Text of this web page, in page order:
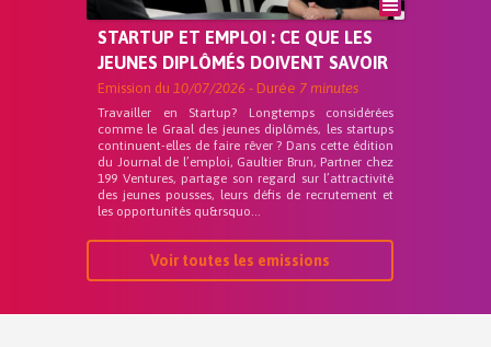
STARTUP ET EMPLOI : CE QUE LES
JEUNES DIPLÔMÉS DOIVENT SAVOIR
Emission du 10/07/2026 - Durée 7 minutes
Travailler en Startup? Longtemps considérées
comme le Graal des jeunes diplômés, les startups
continuent-elles de faire rêver ? Dans cette édition
du Journal de l’emploi, Gaultier Brun, Partner chez
199 Ventures, partage son regard sur l’attractivité
des jeunes pousses, leurs défis de recrutement et
les opportunités qu&rsquo...
Voir toutes les emissions